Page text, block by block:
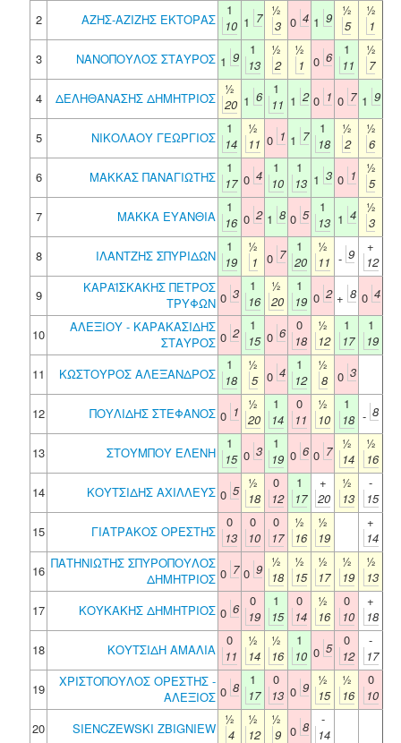
2
ΑΖΗΣ-ΑΖΙΖΗΣ ΕΚΤΟΡΑΣ
1
10 1 7 ½
3 0 4 1 9
½
5
½
1
3
ΝΑΝΟΠΟΥΛΟΣ ΣΤΑΥΡΟΣ 1 9
1
13
½
2
½
1 0 6
1
11
½
7
4
ΔΕΛΗΘΑΝΑΣΗΣ ΔΗΜΗΤΡΙΟΣ
½
20 1 6
1
11 1 2 0 1 0 7 1 9
5 ΝΙΚΟΛΑΟΥ ΓΕΩΡΓΙΟΣ
1
14
½
11 0 1 1 7
1
18
½
2
½
6
6
ΜΑΚΚΑΣ ΠΑΝΑΓΙΩΤΗΣ
1
17 0 4
1
10
1
13 1 3 0 1
½
5
7
ΜΑΚΚΑ ΕΥΑΝΘΙΑ
1
16 0 2 1 8 0 5
1
13 1 4
½
3
8
ΙΛΑΝΤΖΗΣ ΣΠΥΡΙΔΩΝ
1
19
½
1 0 7
1
20
½
11 - 9
+
12
9
ΚΑΡΑΪΣΚΑΚΗΣ ΠΕΤΡΟΣ
ΤΡΥΦΩΝ 0 3
1
16
½
20
1
19 0 2 + 8 0 4
10
ΑΛΕΞΙΟΥ - ΚΑΡΑΚΑΣΙΔΗΣ
ΣΤΑΥΡΟΣ 0 2
1
15 0 6
0
18
½
12
1
17
1
19
11
ΚΩΣΤΟΥΡΟΣ ΑΛΕΞΑΝΔΡΟΣ
1
18
½
5 0 4
1
12
½
8
0 3
12 ΠΟΥΛΙΔΗΣ ΣΤΕΦΑΝΟΣ 0 1
½
20
1
14
0
11
½
10
1
18 - 8
13 ΣΤΟΥΜΠΟΥ ΕΛΕΝΗ
1
15 0 3
1
19 0 6 0 7
½
14
½
16
14
ΚΟΥΤΣΙΔΗΣ ΑΧΙΛΛΕΥΣ 0 5 ½
18
0
12
1
17
+
20
½
13
-
15
15
ΓΙΑΤΡΑΚΟΣ ΟΡΕΣΤΗΣ
0
13
0
10
0
17
½
16
½
19
+
14
16 ΠΑΤΗΝΙΩΤΗΣ ΣΠΥΡΟΠΟΥΛΟΣ
ΔΗΜΗΤΡΙΟΣ 0 7 0 9 ½
18
½
15
½
17
½
19
½
13
17
ΚΟΥΚΑΚΗΣ ΔΗΜΗΤΡΙΟΣ 0 6
0
19
1
15
0
14
½
16
0
10
+
18
18
ΚΟΥΤΣΙΔΗ ΑΜΑΛΙΑ
0
11
½
14
½
16
1
10 0 5
0
12
-
17
19
ΧΡΙΣΤΟΠΟΥΛΟΣ ΟΡΕΣΤΗΣ -
ΑΛΕΞΙΟΣ 0 8
1
17
0
13 0 9 ½
15
½
16
0
10
20
SIENCZEWSKI ZBIGNIEW
½
4
½
12
½
9 0 8
-
14